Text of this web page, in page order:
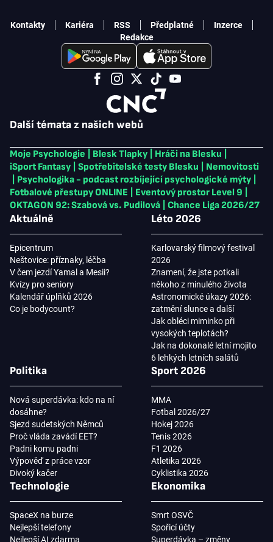
Další témata z našich webů
Moje Psychologie Blesk Tlapky Hráči na Blesku
iSport Fantasy
Spotřebitelské testy Blesku
Nemovitosti
Psychologika - podcast rozbíjející psychologické mýty
Fotbalové přestupy ONLINE
Eventový prostor Level 9
OKTAGON 92: Szabová vs. Pudilová
Chance Liga 2026/27
Aktuálně
Epicentrum
Neštovice: příznaky, léčba
V čem jezdí Yamal a Mesii?
Kvízy pro seniory
Kalendář úplňků 2026
Co je bodycount?
Léto 2026
Karlovarský filmový festival
2026
Znamení, že jste potkali
někoho z minulého života
Astronomické úkazy 2026:
zatmění slunce a další
Jak obléci miminko při
vysokých teplotách?
Jak na dokonalé letní mojito
6 lehkých letních salátů
Politika
Nová superdávka: kdo na ní
dosáhne?
Sjezd sudetských Němců
Proč vláda zavádí EET?
Padni komu padni
Výpověď z práce vzor
Divoký kačer
Sport 2026
MMA
Fotbal 2026/27
Hokej 2026
Tenis 2026
F1 2026
Atletika 2026
Cyklistika 2026
Technologie
SpaceX na burze
Nejlepší telefony
Nejlepší AI zdarma
Ekonomika
Smrt OSVČ
Spořicí účty
Superdávka – změny
Kontakty Kariéra RSS Předplatné
Inzerce
Redakce